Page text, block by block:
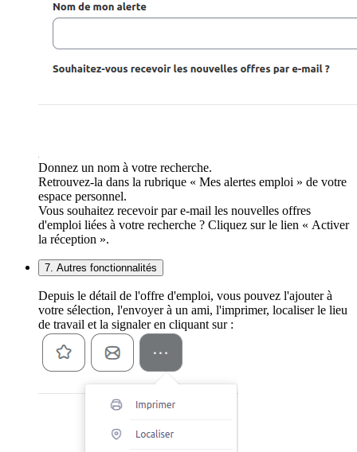
Donnez un nom à votre recherche.
Retrouvez-la dans la rubrique « Mes alertes emploi » de votre
espace personnel.
Vous souhaitez recevoir par e-mail les nouvelles offres
d'emploi liées à votre recherche ? Cliquez sur le lien « Activer
la réception ».
7. Autres fonctionnalités
Depuis le détail de l'offre d'emploi, vous pouvez l'ajouter à
votre sélection, l'envoyer à un ami, l'imprimer, localiser le lieu
de travail et la signaler en cliquant sur :